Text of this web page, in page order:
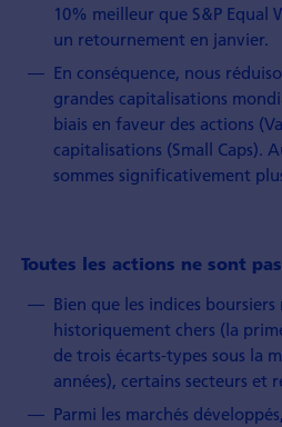
10% meilleur que S&P Equal
un retournement en janvier.
En conséquence, nous
grandes capitalisations
biais en faveur des actions
capitalisations (Small Caps).
sommes significativement
Toutes les actions ne sont
Bien que les indices
historiquement chers (la
de trois écarts-types sous la
années), certains secteurs et
Parmi les marchés